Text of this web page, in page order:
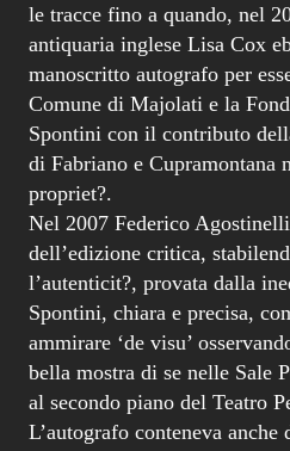
le tracce fino a quando, nel
antiquaria inglese Lisa Cox
manoscritto autografo per
Comune di Majolati e la
Spontini con il contributo
di Fabriano e Cupramontana
propriet?.
Nel 2007 Federico
dell’edizione critica,
l’autenticit?, provata dalla
Spontini, chiara e precisa,
ammirare ‘de visu’
bella mostra di se nelle Sale
al secondo piano del Teatro
L’autografo conteneva anche